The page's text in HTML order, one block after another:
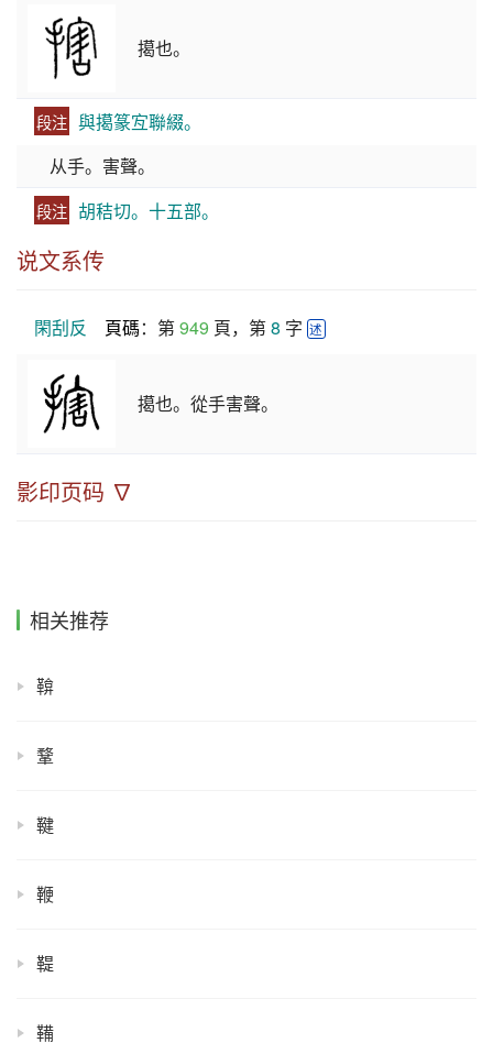
擖也。
段注 與擖篆宐聯綴。
从手。害聲。
段注 胡秸切。十五部。
说文系传
閑刮反 頁碼：第 949 頁，第 8 字 述
擖也。從手害聲。
影印页码 ∇
相关推荐
鞥
鞪
鞬
鞭
鞮
鞴